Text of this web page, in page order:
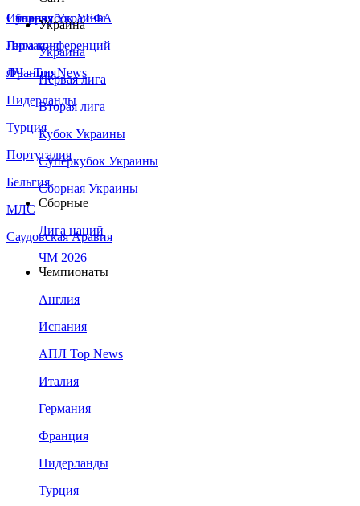
Сборная Украины
Италия
Германия
Франция
Нидерланды
Турция
Португалия
Бельгия
МЛС
Саудовская Аравия
Суперкубок УЕФА
Лига конференций
ЛЧ - Top News
Украина
Украина
Первая лига
Вторая лига
Кубок Украины
Суперкубок Украины
Сборная Украины
Сборные
Лига наций
ЧМ 2026
Чемпионаты
Англия
Испания
АПЛ Top News
Италия
Германия
Франция
Нидерланды
Турция